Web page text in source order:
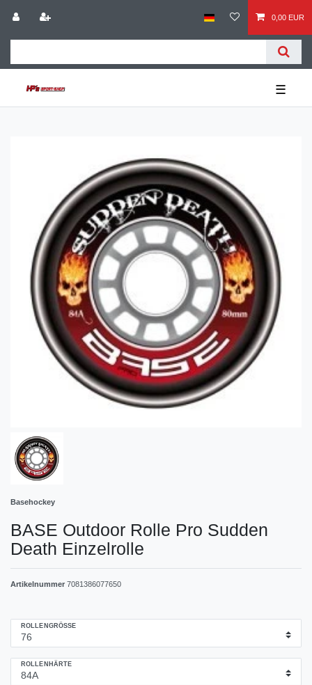
0,00 EUR
☰
Basehockey
BASE Outdoor Rolle Pro Sudden
Death Einzelrolle
Artikelnummer 7081386077650
ROLLENGRÖSSE
ROLLENHÄRTE